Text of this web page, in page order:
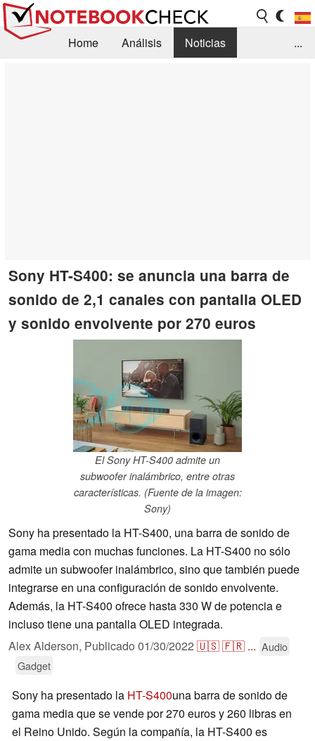
Home Análisis
Noticias
...
Sony HT-S400: se anuncia una barra de
sonido de 2,1 canales con pantalla OLED
y sonido envolvente por 270 euros
El Sony HT-S400 admite un
subwoofer inalámbrico, entre otras
características. (Fuente de la imagen:
Sony)
Sony ha presentado la HT-S400, una barra de sonido de
gama media con muchas funciones. La HT-S400 no sólo
admite un subwoofer inalámbrico, sino que también puede
integrarse en una configuración de sonido envolvente.
Además, la HT-S400 ofrece hasta 330 W de potencia e
incluso tiene una pantalla OLED integrada.
Alex Alderson, Publicado 01/30/2022 🇺🇸🇫🇷 ... Audio
Gadget
Sony ha presentado la HT-S400una barra de sonido de
gama media que se vende por 270 euros y 260 libras en
el Reino Unido. Según la compañía, la HT-S400 es